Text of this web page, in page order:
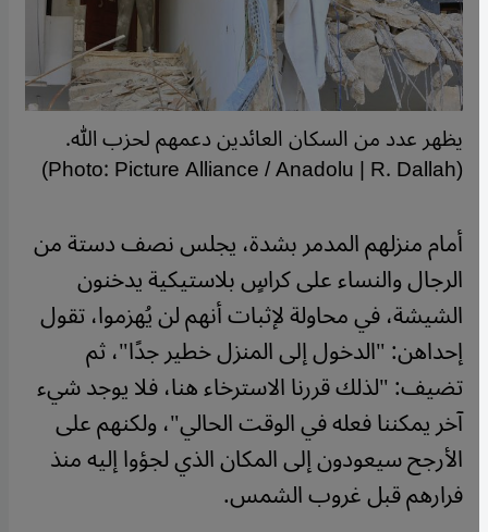
يظهر عدد من السكان العائدين دعمهم لحزب الله.
(Photo: Picture Alliance / Anadolu | R. Dallah)
أمام منزلهم المدمر بشدة، يجلس نصف دستة من
الرجال والنساء على كراسٍ بلاستيكية يدخنون
الشيشة، في محاولة لإثبات أنهم لن يُهزموا، تقول
إحداهن: "الدخول إلى المنزل خطير جدًا"، ثم
تضيف: "لذلك قررنا الاسترخاء هنا، فلا يوجد شيء
آخر يمكننا فعله في الوقت الحالي"، ولكنهم على
الأرجح سيعودون إلى المكان الذي لجؤوا إليه منذ
فرارهم قبل غروب الشمس.